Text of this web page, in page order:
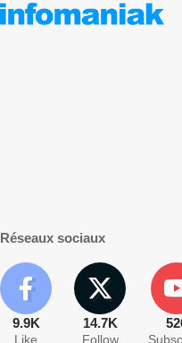
Réseaux sociaux
9.9K
Like
14.7K
Follow